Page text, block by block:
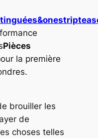
Pièces
la première
brouiller les
de
choses telles